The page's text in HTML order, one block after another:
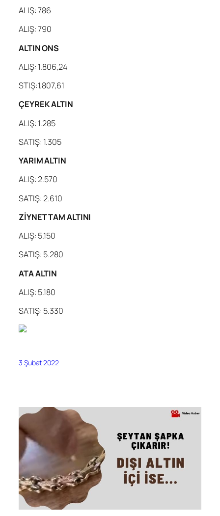
ALIŞ: 786
ALIŞ: 790
ALTIN ONS
ALIŞ: 1.806,24
STIŞ:1.807,61
ÇEYREK ALTIN
ALIŞ: 1.285
SATIŞ: 1.305
YARIM ALTIN
ALIŞ: 2.570
SATIŞ: 2.610
ZİYNET TAM ALTINI
ALIŞ: 5.150
SATIŞ: 5.280
ATA ALTIN
ALIŞ: 5.180
SATIŞ: 5.330
3 Şubat 2022